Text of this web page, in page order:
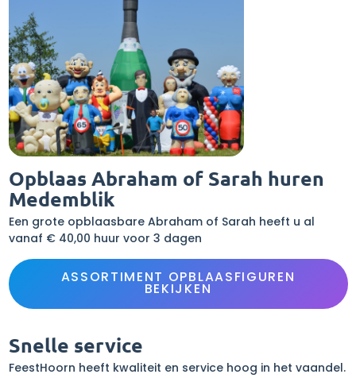
Opblaas Abraham of Sarah huren
Medemblik
Een grote opblaasbare Abraham of Sarah heeft u al
vanaf € 40,00 huur voor 3 dagen
ASSORTIMENT OPBLAASFIGUREN
BEKIJKEN
Snelle service
FeestHoorn heeft kwaliteit en service hoog in het vaandel.